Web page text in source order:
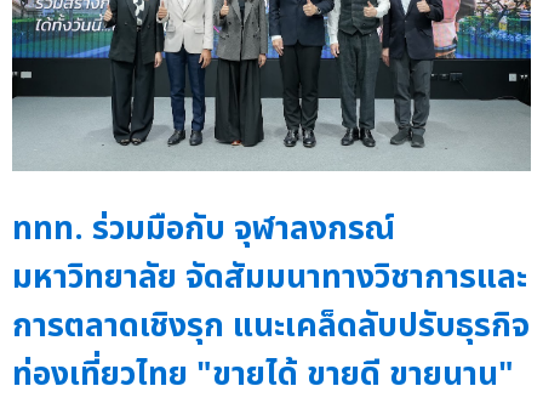
ททท. ร่วมมือกับ จุฬาลงกรณ์
มหาวิทยาลัย จัดสัมมนาทางวิชาการและ
การตลาดเชิงรุก แนะเคล็ดลับปรับธุรกิจ
ท่องเที่ยวไทย "ขายได้ ขายดี ขายนาน"